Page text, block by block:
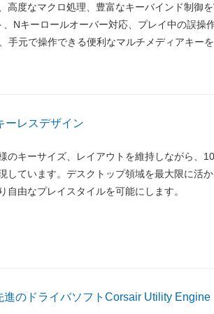
高度なマクロ処理、豊富なキーバインド制御を
Nキーロールオーバー対応、プレイ中の誤操
手元で操作できる便利なマルチメディアキー
ーレスデザイン
のキーサイズ、レイアウトを維持しながら、
しています。デスクトップ領域を最大限に活
自由なプレイスタイルを可能にします。
進のドライバソフトCorsair Utility Engine